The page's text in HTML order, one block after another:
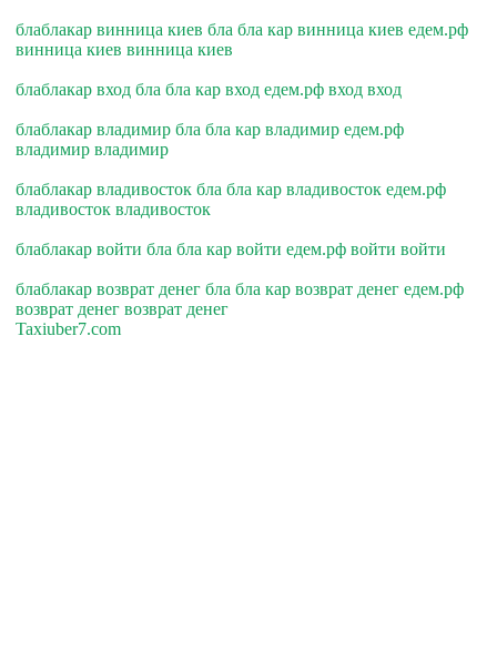
блаблакар винница киев бла бла кар винница киев едем.рф
винница киев винница киев
блаблакар вход бла бла кар вход едем.рф вход вход
блаблакар владимир бла бла кар владимир едем.рф
владимир владимир
блаблакар владивосток бла бла кар владивосток едем.рф
владивосток владивосток
блаблакар войти бла бла кар войти едем.рф войти войти
блаблакар возврат денег бла бла кар возврат денег едем.рф
возврат денег возврат денег
Taxiuber7.com